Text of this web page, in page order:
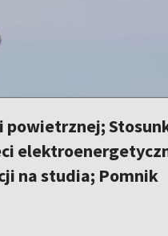
powietrznej;
na studia; Pomnik